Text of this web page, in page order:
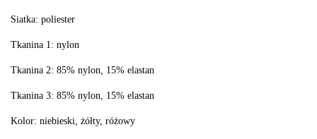
Siatka: poliester
Tkanina 1: nylon
Tkanina 2: 85% nylon, 15% elastan
Tkanina 3: 85% nylon, 15% elastan
Kolor: niebieski, żółty, różowy